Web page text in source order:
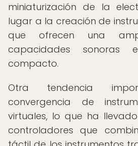
miniaturización de la
lugar a la creación de
que ofrecen una
capacidades sonoras
compacto.
Otra tendencia
convergencia de
virtuales, lo que ha
controladores que